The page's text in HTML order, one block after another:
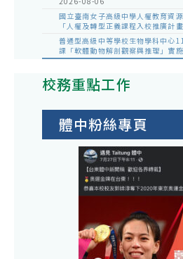
國立臺南女子高級中學人權教育資
「人權及轉型正義課程入校推廣計
普通型高級中等學校生物學科中心
課「軟體動物解剖觀察與推理」實
校務重點工作
體中粉絲專頁